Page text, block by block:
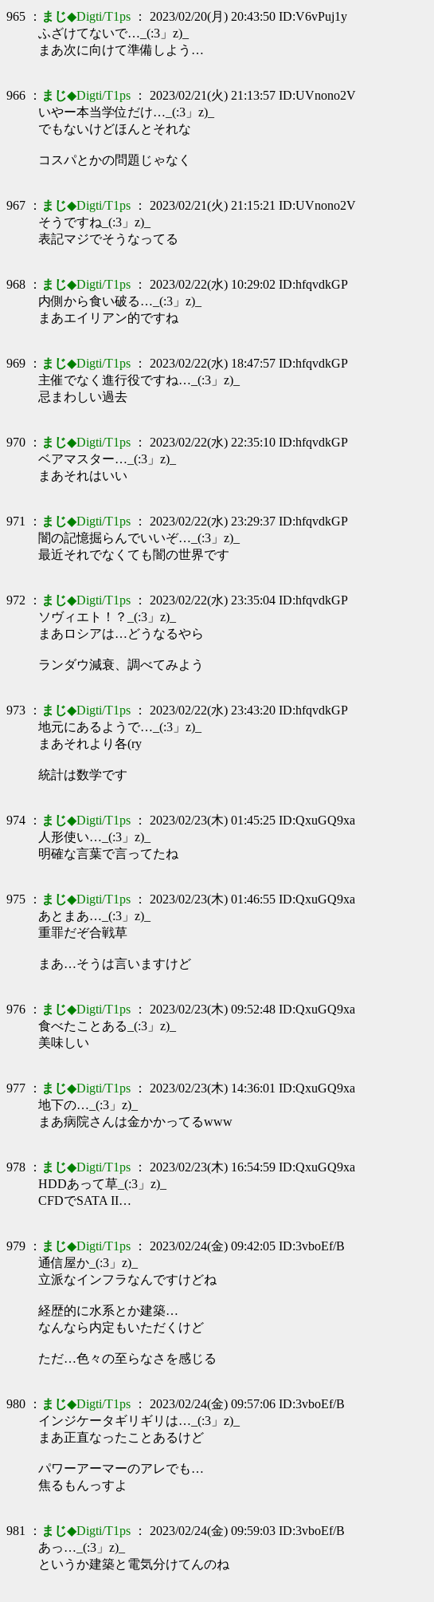
965 ： まじ◆Digti/T1ps ： 2023/02/20(月) 20:43:50 ID:V6vPuj1y
ふざけてないで…_(:3」z)_
まあ次に向けて準備しよう…
966 ： まじ◆Digti/T1ps ： 2023/02/21(火) 21:13:57 ID:UVnono2V
いやー本当学位だけ…_(:3」z)_
でもないけどほんとそれな
コスパとかの問題じゃなく
967 ： まじ◆Digti/T1ps ： 2023/02/21(火) 21:15:21 ID:UVnono2V
そうですね_(:3」z)_
表記マジでそうなってる
968 ： まじ◆Digti/T1ps ： 2023/02/22(水) 10:29:02 ID:hfqvdkGP
内側から食い破る…_(:3」z)_
まあエイリアン的ですね
969 ： まじ◆Digti/T1ps ： 2023/02/22(水) 18:47:57 ID:hfqvdkGP
主催でなく進行役ですね…_(:3」z)_
忌まわしい過去
970 ： まじ◆Digti/T1ps ： 2023/02/22(水) 22:35:10 ID:hfqvdkGP
ベアマスター…_(:3」z)_
まあそれはいい
971 ： まじ◆Digti/T1ps ： 2023/02/22(水) 23:29:37 ID:hfqvdkGP
闇の記憶掘らんでいいぞ…_(:3」z)_
最近それでなくても闇の世界です
972 ： まじ◆Digti/T1ps ： 2023/02/22(水) 23:35:04 ID:hfqvdkGP
ソヴィエト！？_(:3」z)_
まあロシアは…どうなるやら
ランダウ減衰、調べてみよう
973 ： まじ◆Digti/T1ps ： 2023/02/22(水) 23:43:20 ID:hfqvdkGP
地元にあるようで…_(:3」z)_
まあそれより各(ry
統計は数学です
974 ： まじ◆Digti/T1ps ： 2023/02/23(木) 01:45:25 ID:QxuGQ9xa
人形使い…_(:3」z)_
明確な言葉で言ってたね
975 ： まじ◆Digti/T1ps ： 2023/02/23(木) 01:46:55 ID:QxuGQ9xa
あとまあ…_(:3」z)_
重罪だぞ合戦草
まあ…そうは言いますけど
976 ： まじ◆Digti/T1ps ： 2023/02/23(木) 09:52:48 ID:QxuGQ9xa
食べたことある_(:3」z)_
美味しい
977 ： まじ◆Digti/T1ps ： 2023/02/23(木) 14:36:01 ID:QxuGQ9xa
地下の…_(:3」z)_
まあ病院さんは金かかってるwww
978 ： まじ◆Digti/T1ps ： 2023/02/23(木) 16:54:59 ID:QxuGQ9xa
HDDあって草_(:3」z)_
CFDでSATA II…
979 ： まじ◆Digti/T1ps ： 2023/02/24(金) 09:42:05 ID:3vboEf/B
通信屋か_(:3」z)_
立派なインフラなんですけどね
経歴的に水系とか建築…
なんなら内定もいただくけど
ただ…色々の至らなさを感じる
980 ： まじ◆Digti/T1ps ： 2023/02/24(金) 09:57:06 ID:3vboEf/B
インジケータギリギリは…_(:3」z)_
まあ正直なったことあるけど
パワーアーマーのアレでも…
焦るもんっすよ
981 ： まじ◆Digti/T1ps ： 2023/02/24(金) 09:59:03 ID:3vboEf/B
あっ…_(:3」z)_
というか建築と電気分けてんのね